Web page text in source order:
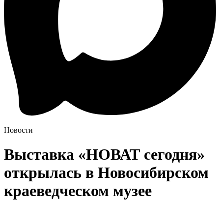
Новости
Выставка «НОВАТ сегодня»
открылась в Новосибирском
краеведческом музее